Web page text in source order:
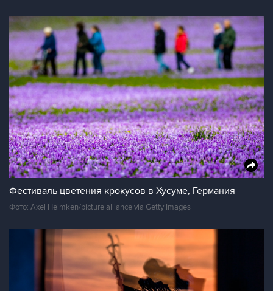
Фестиваль цветения крокусов в Хусуме, Германия
Фото: Axel Heimken/picture alliance via Getty Images